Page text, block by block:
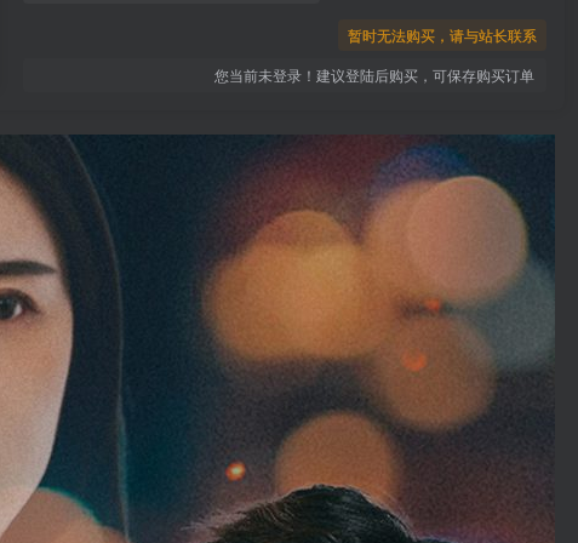
暂时无法购买，请与站长联系
您当前未登录！建议登陆后购买，可保存购买订单